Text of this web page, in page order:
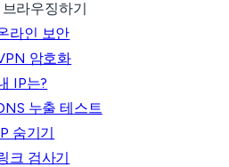
라우징하기
라인 보안
암호화
IP는?
누출 테스트
숨기기
크 검사기